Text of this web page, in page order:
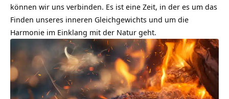
können wir uns verbinden. Es ist eine Zeit, in der es um das
Finden unseres inneren Gleichgewichts und um die
Harmonie im Einklang mit der Natur geht.